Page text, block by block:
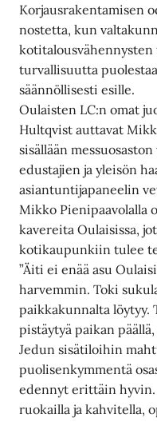
Korjausrakentamisen
nostetta, kun
turvallisuutta
säännöllisesti esille.
Oulaisten LC:n omat
Hultqvist auttavat
sisällään
edustajien ja yleisön
asiantuntijapaneelin
Mikko Pienipaavolalla
kavereita Oulaisissa,
kotikaupunkiin tulee
”Äiti ei enää asu
harvemmin. Toki
paikkakunnalta löytyy.
pistäytyä paikan
Jedun sisätiloihin
puolisenkymmentä
edennyt erittäin hyvin.
ruokailla ja kahvitella,